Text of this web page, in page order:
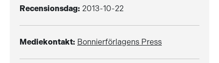
Recensionsdag: 2013-10-22
Mediekontakt: Bonnierförlagens Press